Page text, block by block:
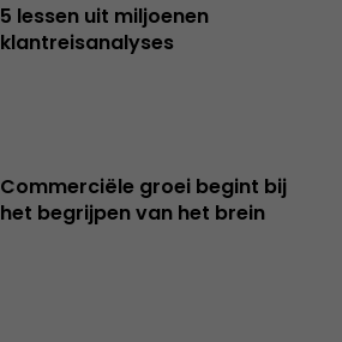
5 lessen uit miljoenen
klantreisanalyses
Commerciële groei begint bij
het begrijpen van het brein